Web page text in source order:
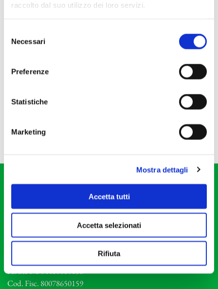
raccolto dal suo utilizzo dei loro servizi.
delNecessari
Preferenze
Statistiche
Marketing
Mostra dettagli
Accetta tutti
Accetta selezionati
Rifiuta
Fondazione I Pomeriggi Musicali
Via S. Giovanni sul Muro, 2
Partita Iva 04410060158
Cod. Fisc. 80078650159